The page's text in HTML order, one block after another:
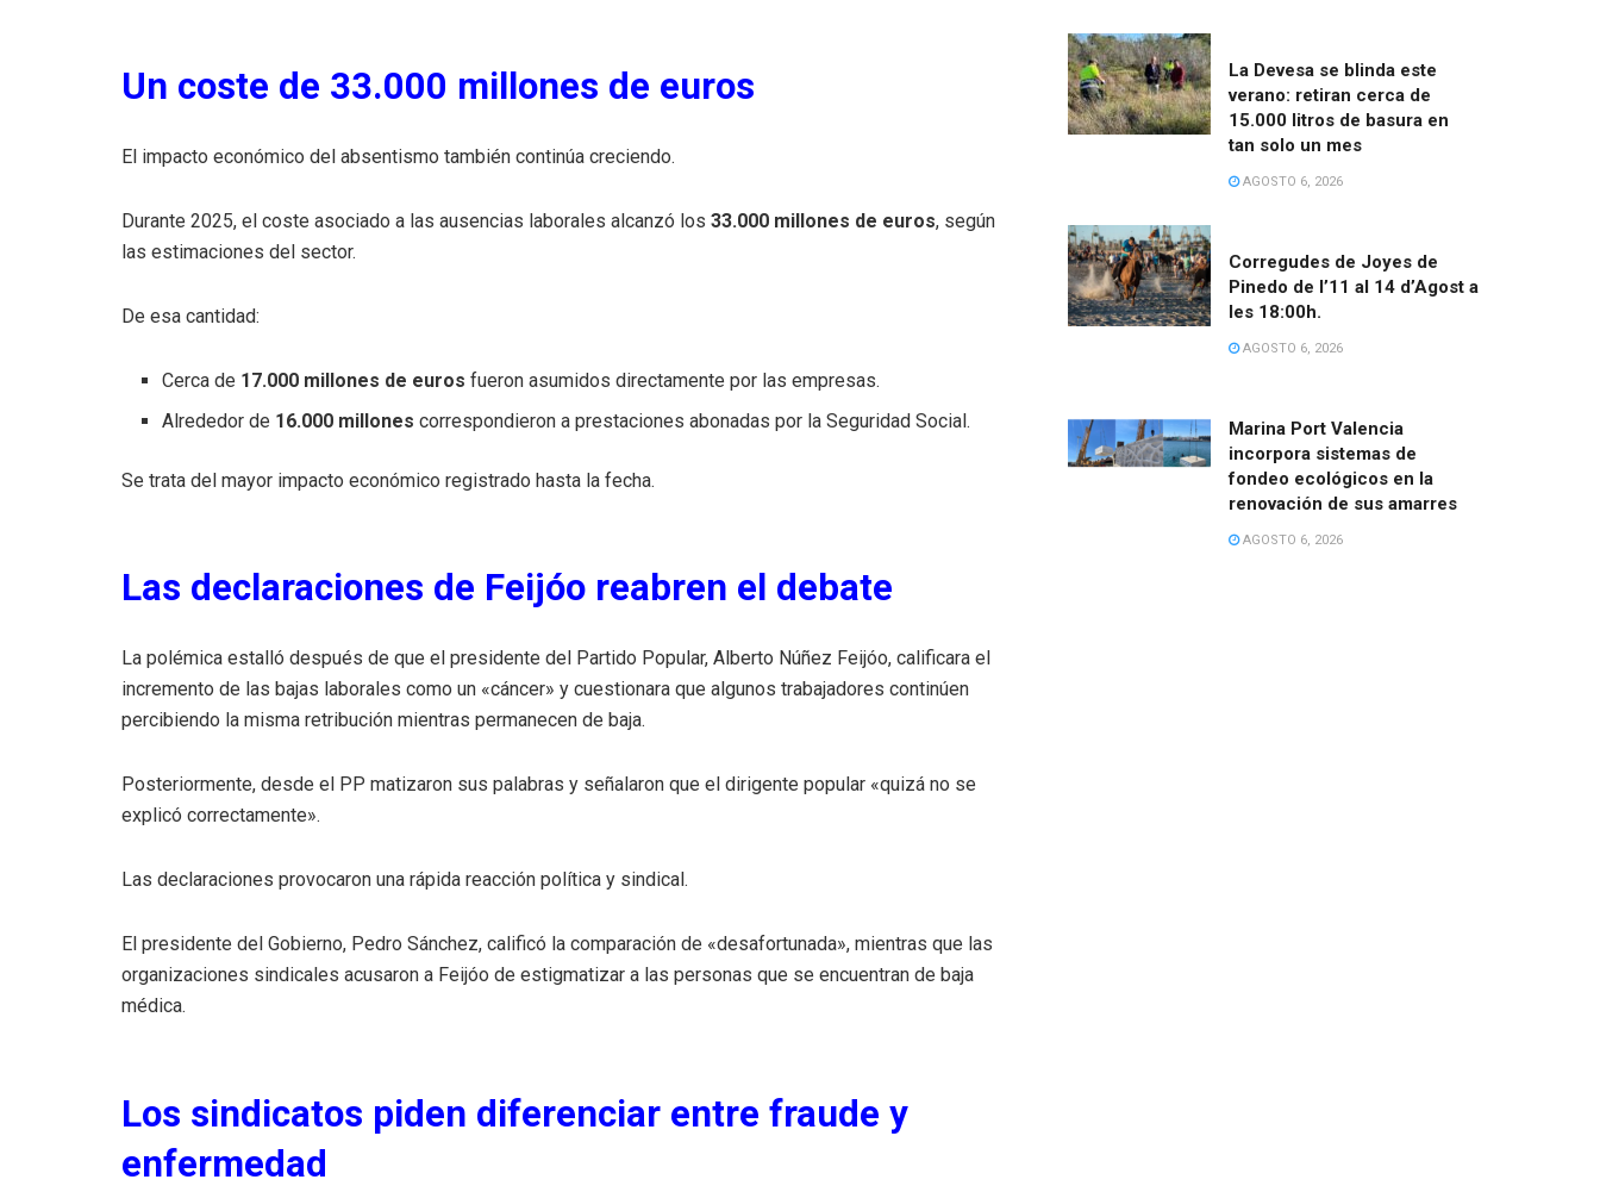
Un coste de 33.000 millones de euros
El impacto económico del absentismo también continúa creciendo.
Durante 2025, el coste asociado a las ausencias laborales alcanzó los 33.000 millones de euros, según
las estimaciones del sector.
De esa cantidad:
Cerca de 17.000 millones de euros fueron asumidos directamente por las empresas.
Alrededor de 16.000 millones correspondieron a prestaciones abonadas por la Seguridad Social.
Se trata del mayor impacto económico registrado hasta la fecha.
Las declaraciones de Feijóo reabren el debate
La polémica estalló después de que el presidente del Partido Popular, Alberto Núñez Feijóo, calificara el
incremento de las bajas laborales como un «cáncer» y cuestionara que algunos trabajadores continúen
percibiendo la misma retribución mientras permanecen de baja.
Posteriormente, desde el PP matizaron sus palabras y señalaron que el dirigente popular «quizá no se
explicó correctamente».
Las declaraciones provocaron una rápida reacción política y sindical.
El presidente del Gobierno, Pedro Sánchez, calificó la comparación de «desafortunada», mientras que las
organizaciones sindicales acusaron a Feijóo de estigmatizar a las personas que se encuentran de baja
médica.
Los sindicatos piden diferenciar entre fraude y
enfermedad
La Devesa se blinda este
verano: retiran cerca de
15.000 litros de basura en
tan solo un mes
AGOSTO 6, 2026
Corregudes de Joyes de
Pinedo de l’11 al 14 d’Agost a
les 18:00h.
AGOSTO 6, 2026
Marina Port Valencia
incorpora sistemas de
fondeo ecológicos en la
renovación de sus amarres
AGOSTO 6, 2026